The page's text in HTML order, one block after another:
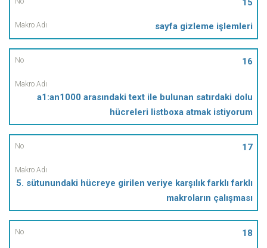
15
sayfa gizleme işlemleri
16
a1:an1000 arasındaki text ile bulunan satırdaki dolu
hücreleri listboxa atmak istiyorum
17
5. sütunundaki hücreye girilen veriye karşılık farklı farklı
makroların çalışması
18